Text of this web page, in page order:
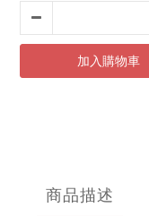
加入購物車
商品描述